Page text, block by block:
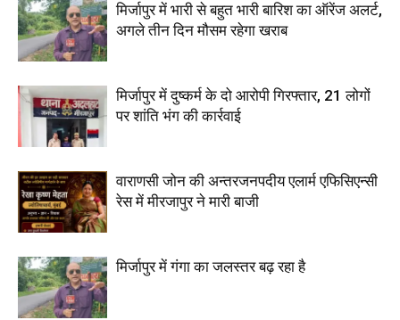
मिर्जापुर में भारी से बहुत भारी बारिश का ऑरेंज अलर्ट,
अगले तीन दिन मौसम रहेगा खराब
मिर्जापुर में दुष्कर्म के दो आरोपी गिरफ्तार, 21 लोगों
पर शांति भंग की कार्रवाई
वाराणसी जोन की अन्तरजनपदीय एलार्म एफिसिएन्सी
रेस में मीरजापुर ने मारी बाजी
मिर्जापुर में गंगा का जलस्तर बढ़ रहा है